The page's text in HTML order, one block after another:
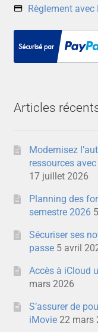
Règlement avec
Articles
Modernisez
ressources
17 juillet 2026
Planning des
semestre 2026
Sécuriser ses
passe 5 avril
Accès à iCloud
mars 2026
S’assurer de
iMovie 22 mars